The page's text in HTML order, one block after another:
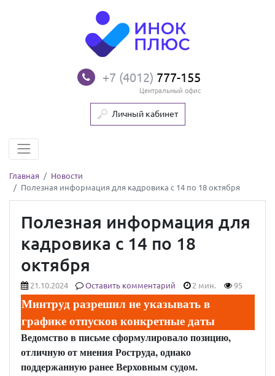
+7 (4012) 777-155
Центральный офис
Личный кабинет
Главная
Новости
Полезная информация для кадровика с 14 по 18 октября
Полезная информация для
кадровика с 14 по 18
октября
21.10.2024 Оставить комментарий 2 мин. 95
Минтруд разрешил не указывать в
графике отпусков конкретные даты
Ведомство в письме сформулировало позицию,
отличную от мнения Роструда, однако
поддержанную ранее Верховным судом.